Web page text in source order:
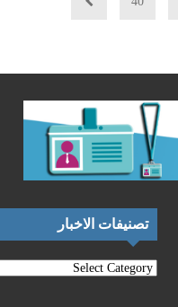
تصنيفات الاخبار
تصنيفات